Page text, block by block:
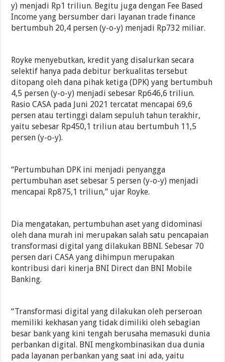
y) menjadi Rp1 triliun. Begitu juga dengan Fee Based
Income yang bersumber dari layanan trade finance
bertumbuh 20,4 persen (y-o-y) menjadi Rp732 miliar.
Royke menyebutkan, kredit yang disalurkan secara
selektif hanya pada debitur berkualitas tersebut
ditopang oleh dana pihak ketiga (DPK) yang bertumbuh
4,5 persen (y-o-y) menjadi sebesar Rp646,6 triliun.
Rasio CASA pada Juni 2021 tercatat mencapai 69,6
persen atau tertinggi dalam sepuluh tahun terakhir,
yaitu sebesar Rp450,1 triliun atau bertumbuh 11,5
persen (y-o-y).
“Pertumbuhan DPK ini menjadi penyangga
pertumbuhan aset sebesar 5 persen (y-o-y) menjadi
mencapai Rp875,1 triliun,” ujar Royke.
Dia mengatakan, pertumbuhan aset yang didominasi
oleh dana murah ini merupakan salah satu pencapaian
transformasi digital yang dilakukan BBNI. Sebesar 70
persen dari CASA yang dihimpun merupakan
kontribusi dari kinerja BNI Direct dan BNI Mobile
Banking.
“Transformasi digital yang dilakukan oleh perseroan
memiliki kekhasan yang tidak dimiliki oleh sebagian
besar bank yang kini tengah berusaha memasuki dunia
perbankan digital. BNI mengkombinasikan dua dunia
pada layanan perbankan yang saat ini ada, yaitu